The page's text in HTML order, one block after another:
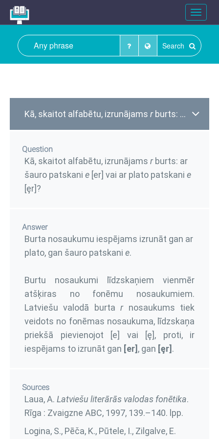
Toggle
Search
Kā, skaitot alfabētu, izrunājams rburts: ar šauro patskani
Question
Kā, skaitot alfabētu, izrunājams rburts: ar
šauro patskani e [er] vai ar plato patskani e
[ȩr]?
Answer
Burta nosaukumu iespējams izrunāt gan ar
plato, gan šauro patskani e.
Burtu nosaukumi līdzskaņiem vienmēr
atšķiras no fonēmu nosaukumiem.
Latviešu valodā burtarnosaukums tiek
veidots no fonēmas nosaukuma, līdzskaņa
priekšā pievienojot [e] vai [ȩ], proti, ir
iespējams to izrunāt gan [er] , gan [ȩr] .
Sources
Laua, A. Latviešu literārās valodas fonētika.
Rīga : Zvaigzne ABC, 1997, 139.–140. lpp.
Logina, S., Pēča, K., Pūtele, I., Zilgalve, E.